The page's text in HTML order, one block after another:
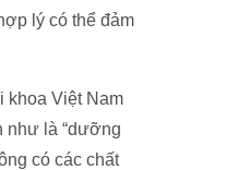
lý có thể đảm
khoa Việt Nam
như là “dưỡng
có các chất